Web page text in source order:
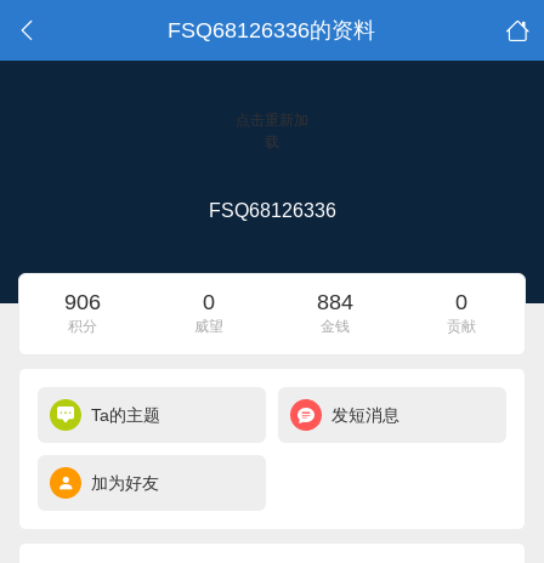
FSQ68126336的资料
点击重新加
载
FSQ68126336
906
积分
0
威望
884
金钱
0
贡献
Ta的主题 发短消息
加为好友